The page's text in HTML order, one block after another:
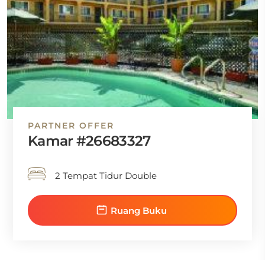
PARTNER OFFER
Kamar #26683327
2 Tempat Tidur Double
Ruang Buku